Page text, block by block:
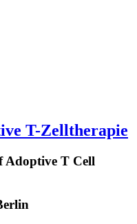
T-Zelltherapie
Adoptive T Cell